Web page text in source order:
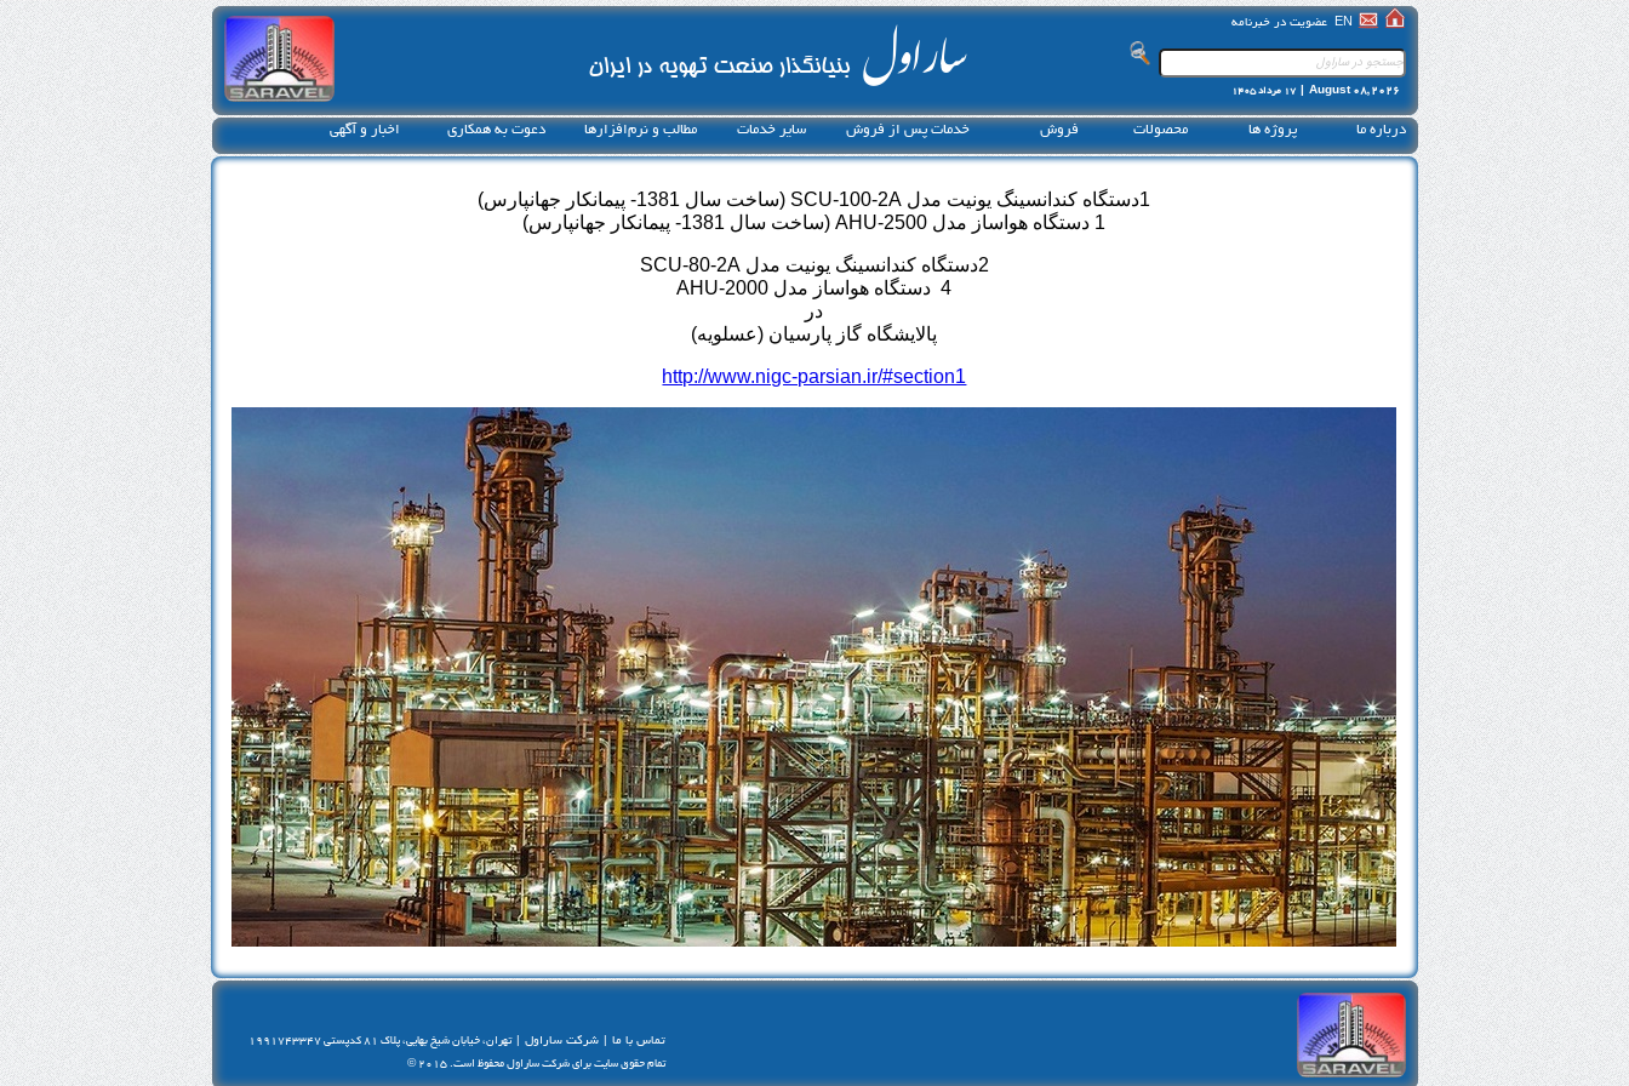
EN عضویت در خبرنامه
August 08, 2026 | 17 مرداد 1405 ساراول بنیانگذار صنعت تهویه در ایران
درباره ما پروژه ها محصولات فروش خدمات پس از فروش ساير خدمات مطالب و نرم‌افزارها دعوت به همکاری اخبار و آگهی
1دستگاه کندانسینگ یونیت مدل SCU-100-2A (ساخت سال 1381- پیمانکار جهانپارس)
1 دستگاه هواساز مدل AHU-2500
(ساخت سال 1381- پیمانکار جهانپارس)
2دستگاه کندانسینگ یونیت مدل SCU-80-2A
4 دستگاه هواساز مدل AHU-2000
در
پالایشگاه گاز پارسیان (عسلویه)
http://www.nigc-parsian.ir/#section1
تماس با ما شرکت ساراول تهران، خيابان شيخ بهايی، پلاک 81 کدپستی 1991743347
تمام حقوق سایت برای شرکت ساراول محفوظ است. 2015 ©